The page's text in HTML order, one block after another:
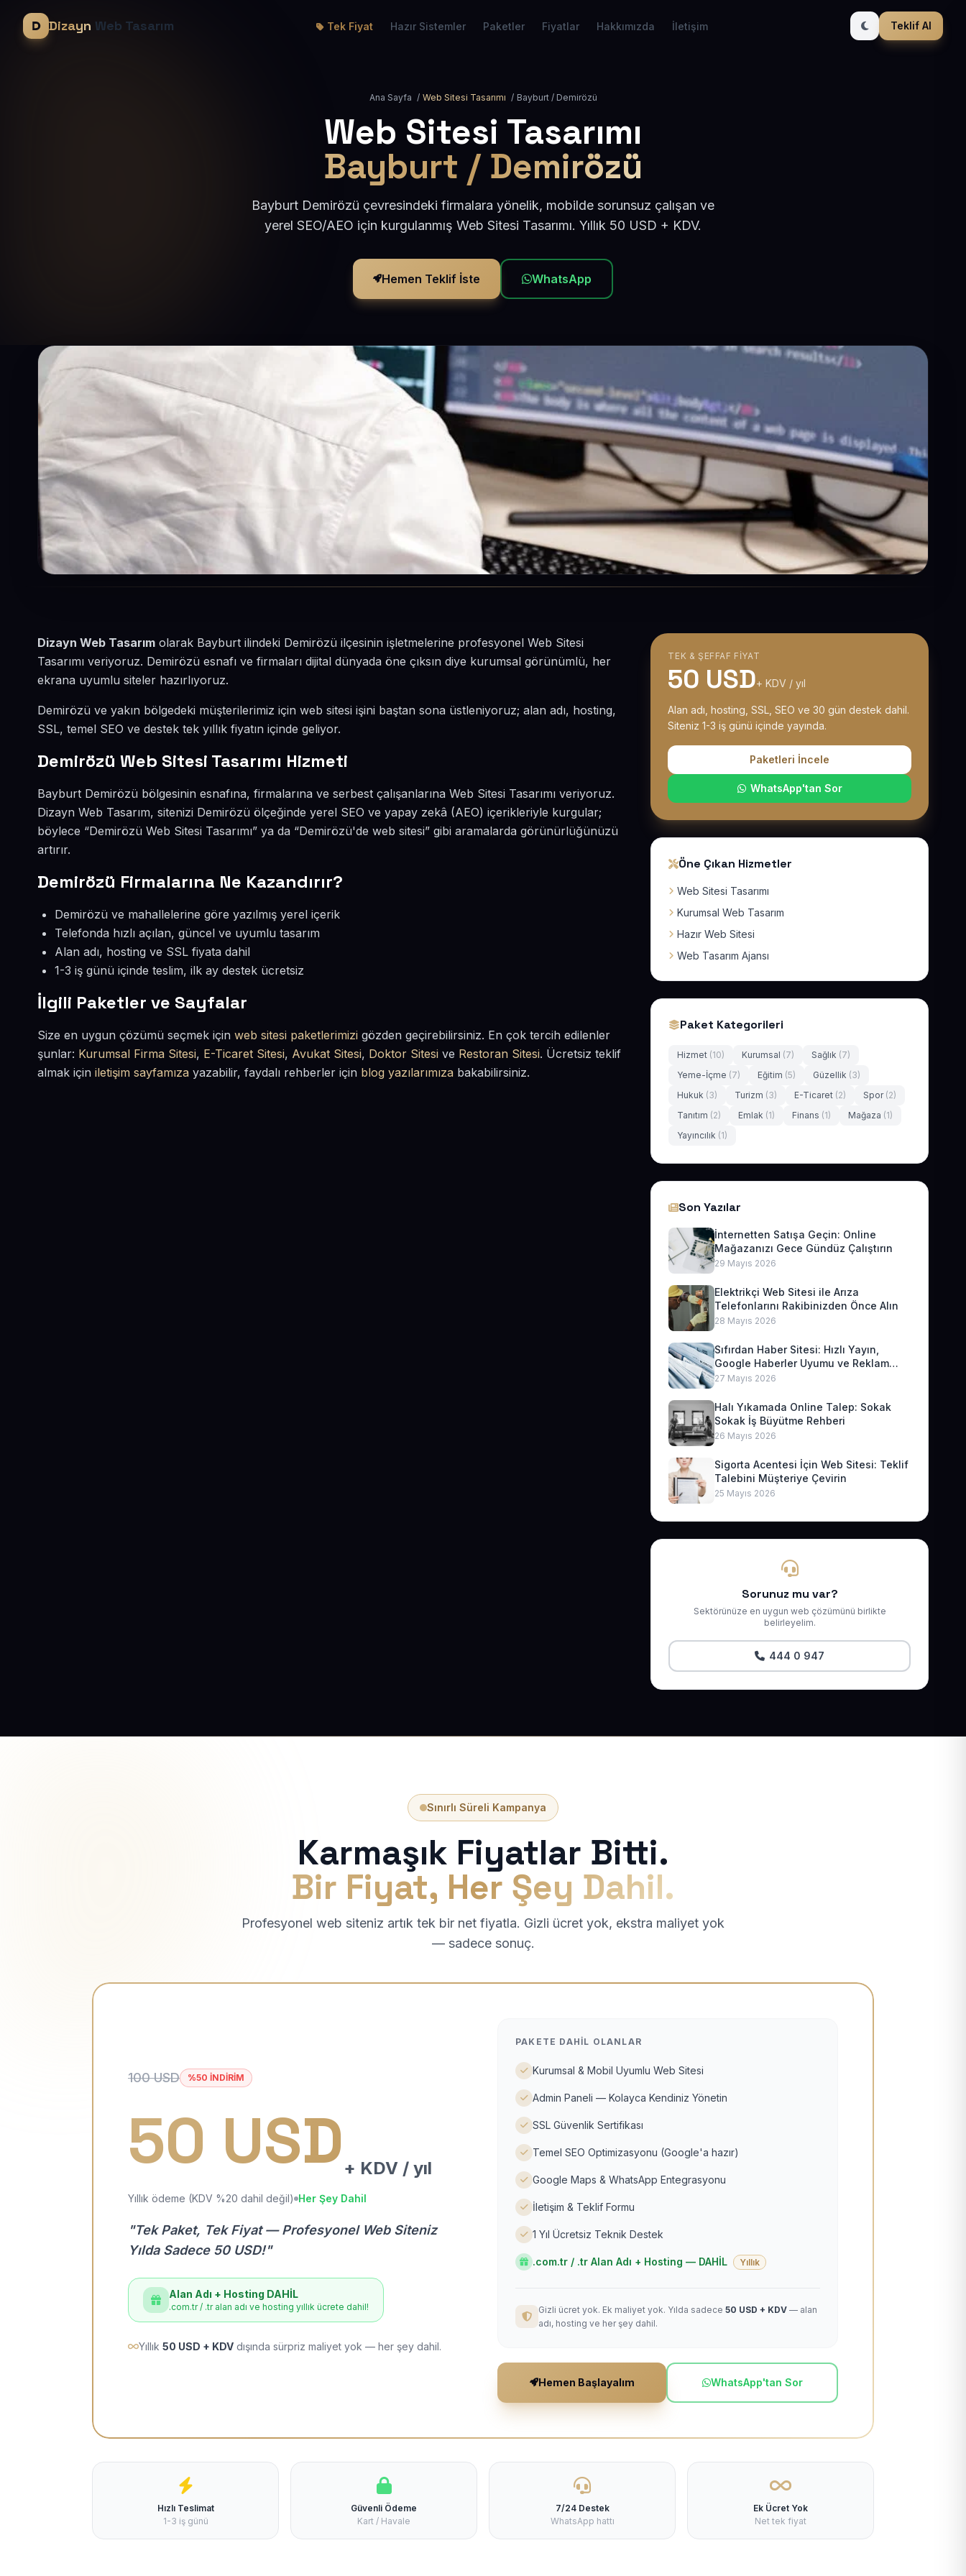
Dizayn Web Tasarım Tek Fiyat Hazır Sistemler Paketler Fiyatlar Hakkımızda İletişim Teklif Al
Ana Sayfa / Web Sitesi Tasarımı / Bayburt / Demirözü
Web Sitesi Tasarımı
Bayburt / Demirözü
Bayburt Demirözü çevresindeki firmalara yönelik, mobilde sorunsuz çalışan ve
yerel SEO/AEO için kurgulanmış Web Sitesi Tasarımı. Yıllık 50 USD + KDV.
Hemen Teklif İste WhatsApp
Dizayn Web Tasarım olarak Bayburt ilindeki Demirözü ilçesinin işletmelerine profesyonel Web Sitesi
Tasarımı veriyoruz. Demirözü esnafı ve firmaları dijital dünyada öne çıksın diye kurumsal görünümlü, her
ekrana uyumlu siteler hazırlıyoruz.
Demirözü ve yakın bölgedeki müşterilerimiz için web sitesi işini baştan sona üstleniyoruz; alan adı, hosting,
SSL, temel SEO ve destek tek yıllık fiyatın içinde geliyor.
Demirözü Web Sitesi Tasarımı Hizmeti
Bayburt Demirözü bölgesinin esnafına, firmalarına ve serbest çalışanlarına Web Sitesi Tasarımı veriyoruz.
Dizayn Web Tasarım, sitenizi Demirözü ölçeğinde yerel SEO ve yapay zekâ (AEO) içerikleriyle kurgular;
böylece “Demirözü Web Sitesi Tasarımı” ya da “Demirözü'de web sitesi” gibi aramalarda görünürlüğünüzü
artırır.
Demirözü Firmalarına Ne Kazandırır?
Demirözü ve mahallelerine göre yazılmış yerel içerik
Telefonda hızlı açılan, güncel ve uyumlu tasarım
Alan adı, hosting ve SSL fiyata dahil
1-3 iş günü içinde teslim, ilk ay destek ücretsiz
İlgili Paketler ve Sayfalar
Size en uygun çözümü seçmek için web sitesi paketlerimizi gözden geçirebilirsiniz. En çok tercih edilenler
şunlar: Kurumsal Firma Sitesi, E-Ticaret Sitesi, Avukat Sitesi, Doktor Sitesi ve Restoran Sitesi. Ücretsiz teklif
almak için iletişim sayfamıza yazabilir, faydalı rehberler için blog yazılarımıza bakabilirsiniz.
TEK & ŞEFFAF FIYAT
50 USD+ KDV / yıl
Alan adı, hosting, SSL, SEO ve 30 gün destek dahil.
Siteniz 1-3 iş günü içinde yayında.
Paketleri İncele
WhatsApp'tan Sor
Öne Çıkan Hizmetler
Web Sitesi Tasarımı
Kurumsal Web Tasarım
Hazır Web Sitesi
Web Tasarım Ajansı
Paket Kategorileri
Hizmet (10) Kurumsal (7) Sağlık (7)
Yeme-İçme (7) Eğitim (5) Güzellik (3)
Hukuk (3) Turizm (3) E-Ticaret (2) Spor (2)
Tanıtım (2) Emlak (1) Finans (1) Mağaza (1)
Yayıncılık (1)
Son Yazılar
İnternetten Satışa Geçin: Online
Mağazanızı Gece Gündüz Çalıştırın
29 Mayıs 2026
Elektrikçi Web Sitesi ile Arıza
Telefonlarını Rakibinizden Önce Alın
28 Mayıs 2026
Sıfırdan Haber Sitesi: Hızlı Yayın,
Google Haberler Uyumu ve Reklam
Geliri
27 Mayıs 2026
Halı Yıkamada Online Talep: Sokak
Sokak İş Büyütme Rehberi
26 Mayıs 2026
Sigorta Acentesi İçin Web Sitesi: Teklif
Talebini Müşteriye Çevirin
25 Mayıs 2026
Sorunuz mu var?
Sektörünüze en uygun web çözümünü birlikte
belirleyelim.
444 0 947
Sınırlı Süreli Kampanya
Karmaşık Fiyatlar Bitti.
Bir Fiyat, Her Şey Dahil.
Profesyonel web siteniz artık tek bir net fiyatla. Gizli ücret yok, ekstra maliyet yok
— sadece sonuç.
100 USD %50 İNDİRİM
50 USD + KDV / yıl
Yıllık ödeme (KDV %20 dahil değil) Her Şey Dahil
"Tek Paket, Tek Fiyat — Profesyonel Web Siteniz
Yılda Sadece 50 USD!"
Alan Adı + Hosting DAHİL
.com.tr / .tr alan adı ve hosting yıllık ücrete dahil!
Yıllık 50 USD + KDV dışında sürpriz maliyet yok — her şey dahil.
PAKETE DAHIL OLANLAR
Kurumsal & Mobil Uyumlu Web Sitesi
Admin Paneli — Kolayca Kendiniz Yönetin
SSL Güvenlik Sertifikası
Temel SEO Optimizasyonu (Google'a hazır)
Google Maps & WhatsApp Entegrasyonu
İletişim & Teklif Formu
1 Yıl Ücretsiz Teknik Destek
.com.tr / .tr Alan Adı + Hosting — DAHİL Yıllık
Gizli ücret yok. Ek maliyet yok. Yılda sadece 50 USD + KDV — alan
adı, hosting ve her şey dahil.
Hemen Başlayalım WhatsApp'tan Sor
Hızlı Teslimat
1-3 iş günü
Güvenli Ödeme
Kart / Havale
7/24 Destek
WhatsApp hattı
Ek Ücret Yok
Net tek fiyat